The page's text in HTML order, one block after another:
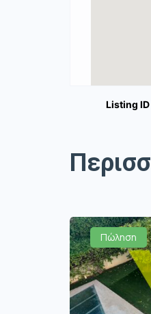
Listing
Πώληση